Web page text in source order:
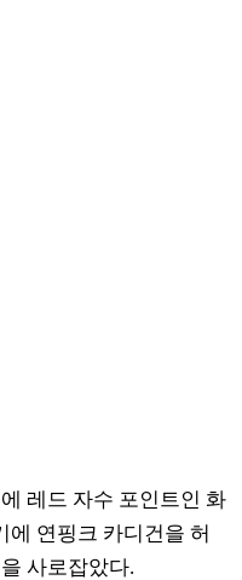
레드 자수 포인트인 화
에 연핑크 카디건을 허
사로잡았다.